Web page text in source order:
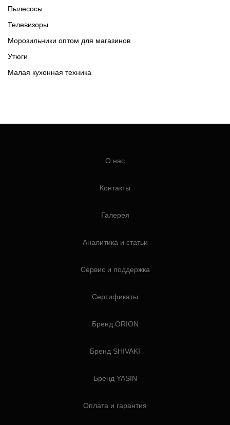
Пылесосы
Телевизоры
Морозильники оптом для магазинов
Утюги
Малая кухонная техника
О нас
Контакты
Галерея
Аналитика и статьи
Сервис и поддержка
Сертификаты
Бренд ORION
Бренд SHIVAKI
Бренд YASIN
Оплата и гарантия